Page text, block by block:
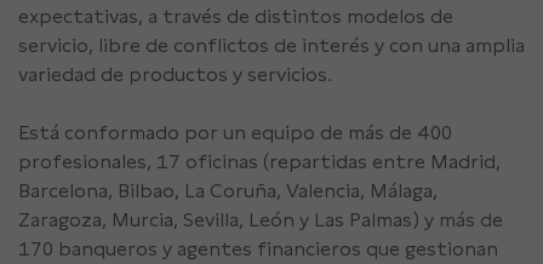
expectativas, a través de distintos modelos de
servicio, libre de conflictos de interés y con una amplia
variedad de productos y servicios.
Está conformado por un equipo de más de 400
profesionales, 17 oficinas (repartidas entre Madrid,
Barcelona, Bilbao, La Coruña, Valencia, Málaga,
Zaragoza, Murcia, Sevilla, León y Las Palmas) y más de
170 banqueros y agentes financieros que gestionan